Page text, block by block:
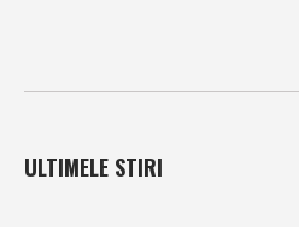
ULTIMELE STIRI